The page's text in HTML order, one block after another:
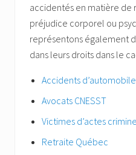
accidentés en matière de
préjudice corporel ou
représentons également
dans leurs droits dans le
Accidents d’automobile
Avocats CNESST
Victimes d’actes
Retraite Québec